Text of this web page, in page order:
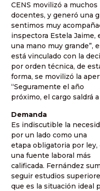
CENS movilizó a muchos
docentes, y generó una
sentimos muy
inspectora Estela Jaime,
una mano muy grande”,
está vinculado con la
por orden técnica, de
forma, se movilizó la
“Seguramente el año
próximo, el cargo saldrá
Demanda
Es indiscutible la
por un lado como una
etapa obligatoria por
una fuente laboral más
calificada. Fernández
seguir estudios
que es la situación ideal